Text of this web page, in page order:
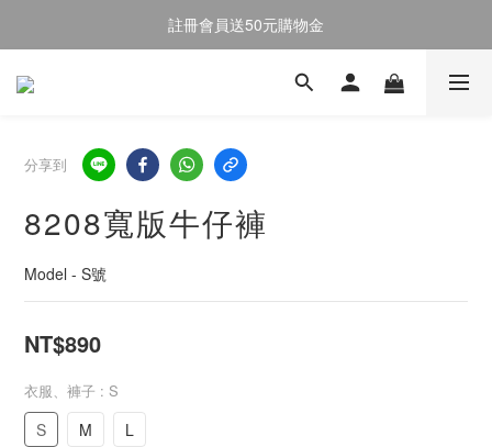
註冊會員送50元購物金
註冊會員送50元購物金
全館消費滿$2000即享免運
分享到
8208寬版牛仔褲
Model - S號
NT$890
衣服、褲子 : S
S M L